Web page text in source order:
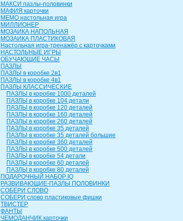
МАКСИ пазлы-половинки
МАФИЯ карточки
МЕМО настольная игра
МИЛЛИОНЕР
МОЗАИКА НАПОЛЬНАЯ
МОЗАИКА ПЛАСТИКОВАЯ
Настольная игра-тренажёр с карточками
НАСТОЛЬНЫЕ ИГРЫ
ОБУЧАЮЩИЕ ЧАСЫ
ПАЗЛЫ
ПАЗЛЫ в коробке 2в1
ПАЗЛЫ в коробке 4в1
ПАЗЛЫ КЛАССИЧЕСКИЕ
ПАЗЛЫ в коробке 1000 деталей
ПАЗЛЫ в коробке 104 детали
ПАЗЛЫ в коробке 120 деталей
ПАЗЛЫ в коробке 160 деталей
ПАЗЛЫ в коробке 260 деталей
ПАЗЛЫ в коробке 35 деталей
ПАЗЛЫ в коробке 35 деталей большие
ПАЗЛЫ в коробке 360 деталей
ПАЗЛЫ в коробке 500 деталей
ПАЗЛЫ в коробке 54 детали
ПАЗЛЫ в коробке 60 деталей
ПАЗЛЫ в коробке 80 деталей
ПОДАРОЧНЫЙ НАБОР IQ
РАЗВИВАЮЩИЕ-ПАЗЛЫ ПОЛОВИНКИ
СОБЕРИ СЛОВО
СОБЕРИ слово пластиковые фишки
ТВИСТЕР
ФАНТЫ
ЧЕМОДАНЧИК карточки